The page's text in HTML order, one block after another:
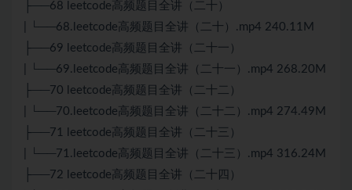
├──68 leetcode高频题目全讲（二十）
| └──68.leetcode高频题目全讲（二十）.mp4 240.11M
├──69 leetcode高频题目全讲（二十一）
| └──69.leetcode高频题目全讲（二十一）.mp4 268.20M
├──70 leetcode高频题目全讲（二十二）
| └──70.leetcode高频题目全讲（二十二）.mp4 274.49M
├──71 leetcode高频题目全讲（二十三）
| └──71.leetcode高频题目全讲（二十三）.mp4 316.24M
├──72 leetcode高频题目全讲（二十四）